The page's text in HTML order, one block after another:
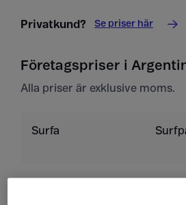
Privatkund? Se priser här
Företagspriser i
Alla priser är exklusive moms.
Surfa